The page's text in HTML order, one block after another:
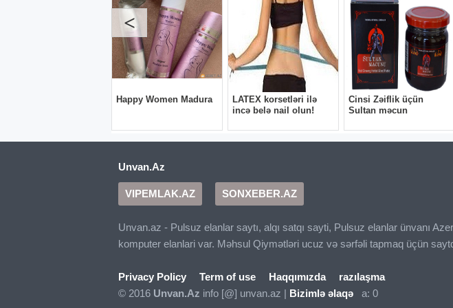
Unvan.Az
VIPEMLAK.AZ SONXEBER.AZ
Unvan.az - Pulsuz elanlar saytı, alqı satqı sayti, Pulsuz elanlar ünvanı
komputer elanlari var. Məhsul Qiymətləri ucuz və sərfəli tapmaq üçün
Privacy Policy Term of use Haqqımızda
razılaşma
© 2016 Unvan.Az info [@] unvan.az | Bizimlə əlaqə a: 0